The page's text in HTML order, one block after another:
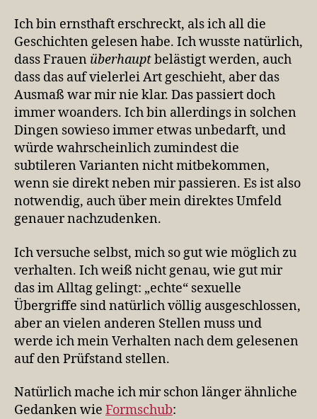
Ich bin ernsthaft erschreckt, als ich all die
Geschichten gelesen habe. Ich wusste natürlich,
dass Frauen überhauptbelästigt werden, auch
dass das auf vielerlei Art geschieht, aber das
Ausmaß war mir nie klar. Das passiert doch
immer woanders. Ich bin allerdings in solchen
Dingen sowieso immer etwas unbedarft, und
würde wahrscheinlich zumindest die
subtileren Varianten nicht mitbekommen,
wenn sie direkt neben mir passieren. Es ist also
notwendig, auch über mein direktes Umfeld
genauer nachzudenken.
Ich versuche selbst, mich so gut wie möglich zu
verhalten. Ich weiß nicht genau, wie gut mir
das im Alltag gelingt: „echte“ sexuelle
Übergriffe sind natürlich völlig ausgeschlossen,
aber an vielen anderen Stellen muss und
werde ich mein Verhalten nach dem gelesenen
auf den Prüfstand stellen.
Natürlich mache ich mir schon länger ähnliche
Gedanken wie Formschub: